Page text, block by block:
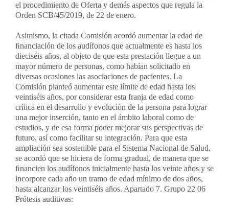
el procedimiento de Oferta y demás aspectos que regula la
Orden SCB/45/2019, de 22 de enero.
Asimismo, la citada Comisión acordó aumentar la edad de
ﬁnanciación de los audífonos que actualmente es hasta los
dieciséis años, al objeto de que esta prestación llegue a un
mayor número de personas, como habían solicitado en
diversas ocasiones las asociaciones de pacientes. La
Comisión planteó aumentar este límite de edad hasta los
veintiséis años, por considerar esta franja de edad como
crítica en el desarrollo y evolución de la persona para lograr
una mejor inserción, tanto en el ámbito laboral como de
estudios, y de esa forma poder mejorar sus perspectivas de
futuro, así como facilitar su integración. Para que esta
ampliación sea sostenible para el Sistema Nacional de Salud,
se acordó que se hiciera de forma gradual, de manera que se
ﬁnancien los audífonos inicialmente hasta los veinte años y se
incorpore cada año un tramo de edad mínimo de dos años,
hasta alcanzar los veintiséis años. Apartado 7. Grupo 22 06
Prótesis auditivas: